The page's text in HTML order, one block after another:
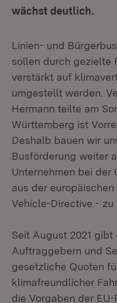
wächst deutlich.
Linien- und
sollen durch gezielte
verstärkt auf
umgestellt werden.
Hermann teilte am
Württemberg ist
Deshalb bauen wir
Busförderung weiter
Unternehmen bei der
aus der
Vehicle-Directive - zu
Seit August 2021
Auftraggebern und
gesetzliche Quoten
klimafreundlicher
die Vorgaben der